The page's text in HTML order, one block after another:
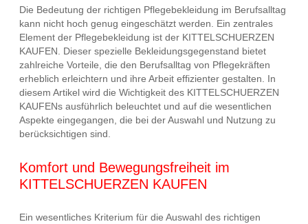
Die Bedeutung der richtigen Pflegebekleidung im Berufsalltag
kann nicht hoch genug eingeschätzt werden. Ein zentrales
Element der Pflegebekleidung ist der KITTELSCHUERZEN
KAUFEN. Dieser spezielle Bekleidungsgegenstand bietet
zahlreiche Vorteile, die den Berufsalltag von Pflegekräften
erheblich erleichtern und ihre Arbeit effizienter gestalten. In
diesem Artikel wird die Wichtigkeit des KITTELSCHUERZEN
KAUFENs ausführlich beleuchtet und auf die wesentlichen
Aspekte eingegangen, die bei der Auswahl und Nutzung zu
berücksichtigen sind.
Komfort und Bewegungsfreiheit im
KITTELSCHUERZEN KAUFEN
Ein wesentliches Kriterium für die Auswahl des richtigen